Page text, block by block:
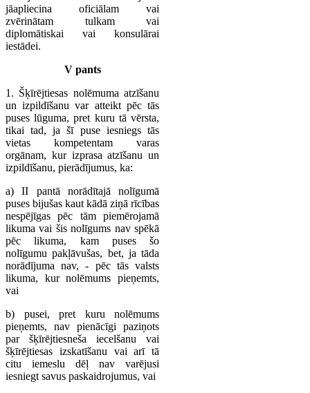
jāapliecina oficiālam vai
zvērinātam tulkam vai
diplomātiskai vai konsulārai
iestādei.
V pants
1. Šķīrējtiesas nolēmuma atzīšanu
un izpildīšanu var atteikt pēc tās
puses lūguma, pret kuru tā vērsta,
tikai tad, ja šī puse iesniegs tās
vietas kompetentam varas
orgānam, kur izprasa atzīšanu un
izpildīšanu, pierādījumus, ka:
a) II pantā norādītajā nolīgumā
puses bijušas kaut kādā ziņā rīcības
nespējīgas pēc tām piemērojamā
likuma vai šis nolīgums nav spēkā
pēc likuma, kam puses šo
nolīgumu pakļāvušas, bet, ja tāda
norādījuma nav, - pēc tās valsts
likuma, kur nolēmums pieņemts,
vai
b) pusei, pret kuru nolēmums
pieņemts, nav pienācīgi paziņots
par šķīrējtiesneša iecelšanu vai
šķīrējtiesas izskatīšanu vai arī tā
citu iemeslu dēļ nav varējusi
iesniegt savus paskaidrojumus, vai